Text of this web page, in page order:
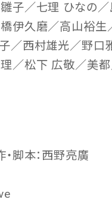
子／七理 ひなの
伊久磨／高山裕生
／西村雄光／野口
／松下 広敬／美
脚本：西野亮廣